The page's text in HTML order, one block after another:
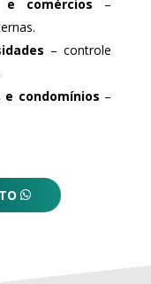
e comércios –
– controle
e condomínios –